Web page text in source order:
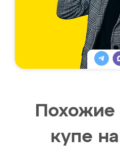
купе